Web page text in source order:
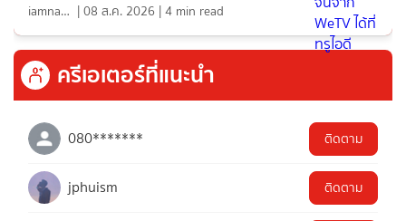
iamnan23 |08 ส.ค. 2026 |4 min read
ครีเอเตอร์ที่แนะนำ
080******* ติดตาม
jphuism ติดตาม